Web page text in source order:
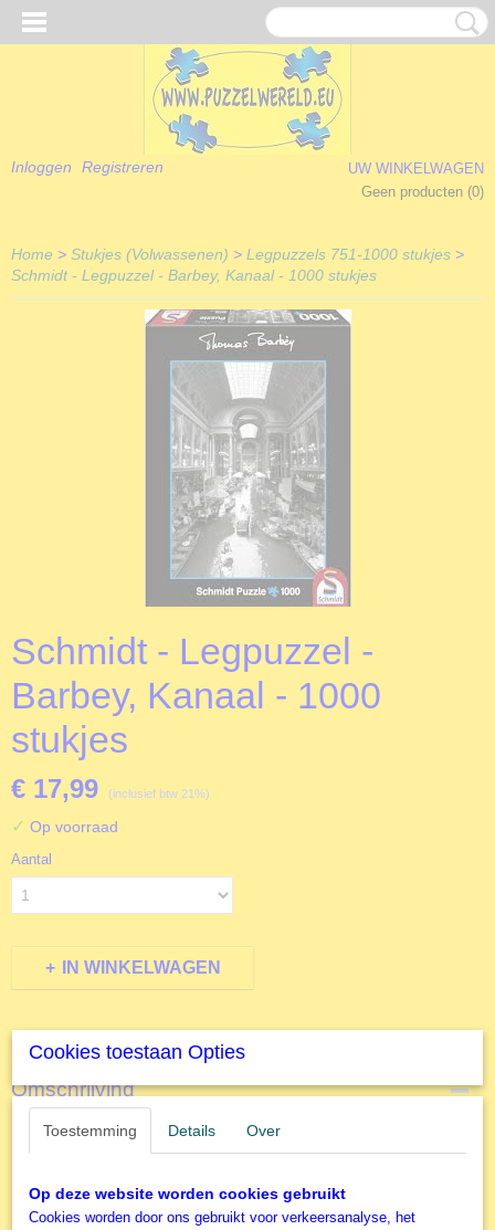
Inloggen Registreren
UW WINKELWAGEN
Geen producten (0)
Home > Stukjes (Volwassenen) > Legpuzzels 751-1000 stukjes >
Schmidt - Legpuzzel - Barbey, Kanaal - 1000 stukjes
Schmidt - Legpuzzel -
Barbey, Kanaal - 1000
stukjes
€ 17,99 (inclusief btw 21%)
✓ Op voorraad
Aantal
IN WINKELWAGEN
Specificaties
S59509
EAN code
4001504595098
Schmidt
Omschrijving
1000 stukjes - Kanaal - Thomas
Barbey
Cookies toestaan Opties
Toestemming Details Over
Op deze website worden cookies gebruikt
Cookies worden door ons gebruikt voor verkeersanalyse, het